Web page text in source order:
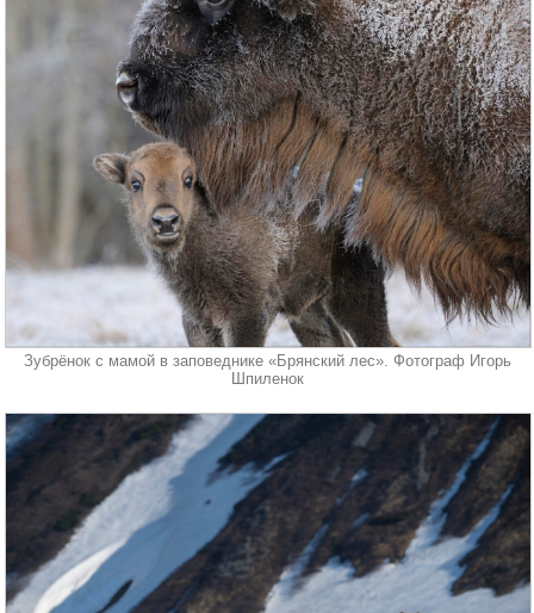
Зубрёнок с мамой в заповеднике «Брянский лес». Фотограф Игорь
Шпиленок